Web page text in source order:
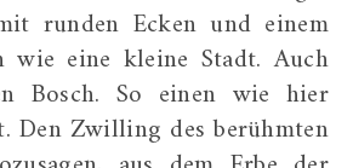
runden Ecken und einem
wie eine kleine Stadt. Auch
Bosch. So einen wie hier
Den Zwilling des berühmten